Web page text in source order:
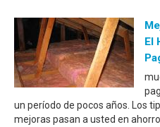
El
un período de pocos años. Los
mejoras pasan a usted en